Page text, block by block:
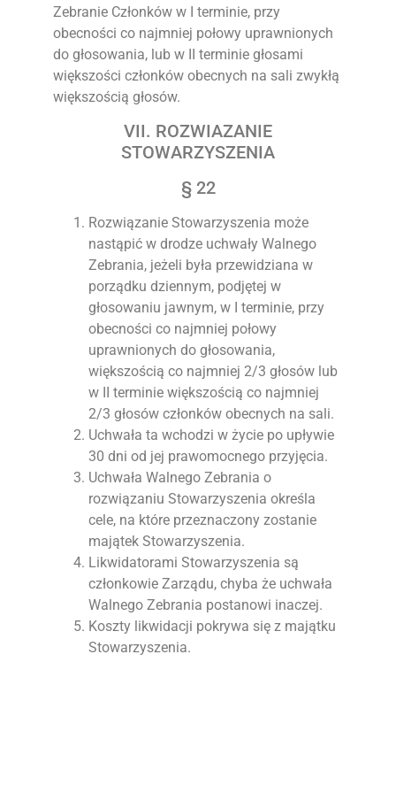
Zebranie Członków w I terminie, przy
obecności co najmniej połowy uprawnionych
do głosowania, lub w II terminie głosami
większości członków obecnych na sali zwykłą
większością głosów.
VII. ROZWIAZANIE
STOWARZYSZENIA
§ 22
Rozwiązanie Stowarzyszenia może
nastąpić w drodze uchwały Walnego
Zebrania, jeżeli była przewidziana w
porządku dziennym, podjętej w
głosowaniu jawnym, w I terminie, przy
obecności co najmniej połowy
uprawnionych do głosowania,
większością co najmniej 2/3 głosów lub
w II terminie większością co najmniej
2/3 głosów członków obecnych na sali.
Uchwała ta wchodzi w życie po upływie
30 dni od jej prawomocnego przyjęcia.
Uchwała Walnego Zebrania o
rozwiązaniu Stowarzyszenia określa
cele, na które przeznaczony zostanie
majątek Stowarzyszenia.
Likwidatorami Stowarzyszenia są
członkowie Zarządu, chyba że uchwała
Walnego Zebrania postanowi inaczej.
Koszty likwidacji pokrywa się z majątku
Stowarzyszenia.